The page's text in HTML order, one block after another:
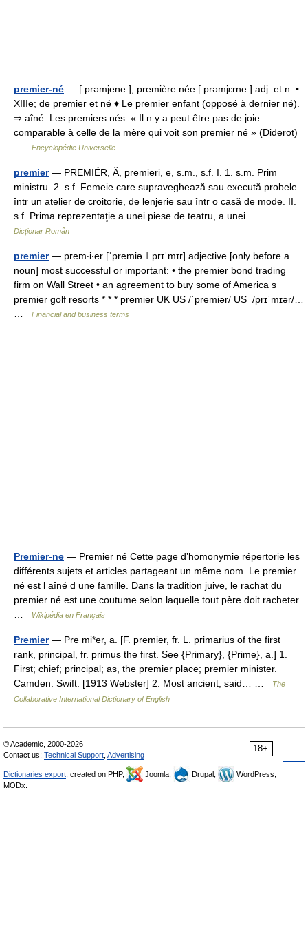
premier-né — [ prəmjene ], première née [ prəmjɛrne ] adj. et n. •
XIIIe; de premier et né ♦ Le premier enfant (opposé à dernier né).
⇒ aîné. Les premiers nés. « Il n y a peut être pas de joie
comparable à celle de la mère qui voit son premier né » (Diderot)
Encyclopédie Universelle
premier— PREMIÉR, Ă, premieri, e, s.m., s.f. I. 1. s.m. Prim
ministru. 2. s.f. Femeie care supraveghează sau execută probele
într un atelier de croitorie, de lenjerie sau într o casă de mode. II.
s.f. Prima reprezentaţie a unei piese de teatru, a unei… …
Dicționar Român
premier— prem‧i‧er [ˈpremiə ǁ prɪˈmɪr] adjective [only before a
noun] most successful or important: • the premier bond trading
firm on Wall Street • an agreement to buy some of America s
premier golf resorts * * * premier UK US /ˈpremiər/ US /prɪˈmɪər/…
Financial and business terms
Premier-ne — Premier né Cette page d’homonymie répertorie les
différents sujets et articles partageant un même nom. Le premier
né est l aîné d une famille. Dans la tradition juive, le rachat du
premier né est une coutume selon laquelle tout père doit racheter
Wikipédia en Français
Premier— Pre mi*er, a. [F. premier, fr. L. primarius of the first
rank, principal, fr. primus the first. See {Primary}, {Prime}, a.] 1.
First; chief; principal; as, the premier place; premier minister.
Camden. Swift. [1913 Webster] 2. Most ancient; said… …
The
Collaborative International Dictionary of English
18+
© Academic, 2000-2026
Contact us: Technical Support Advertising
Dictionaries export , created on PHP, Joomla, Drupal,
WordPress,
MODx.